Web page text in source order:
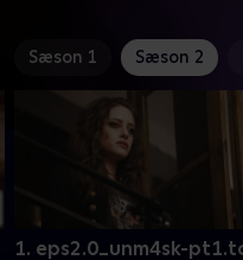
Sæson 1 Sæson 2
1. eps2.0_unm4sk-